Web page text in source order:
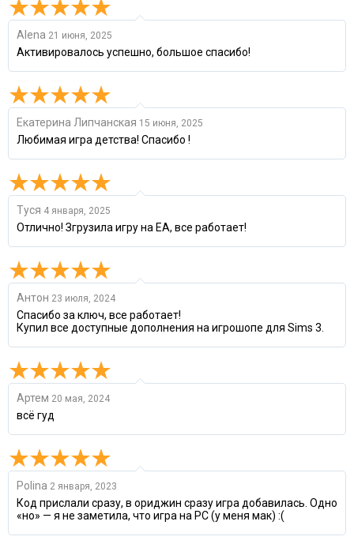
Alena 21 июня, 2025
Активировалось успешно, большое спасибо!
Екатерина Липчанская 15 июня, 2025
Любимая игра детства! Спасибо !
Туся 4 января, 2025
Отлично! Згрузила игру на EA, все работает!
Антон 23 июля, 2024
Спасибо за ключ, все работает!
Купил все доступные дополнения на игрошопе для Sims 3.
Артем 20 мая, 2024
всё гуд
Polina 2 января, 2023
Код прислали сразу, в ориджин сразу игра добавилась. Одно
«но» — я не заметила, что игра на PC (у меня мак) :(